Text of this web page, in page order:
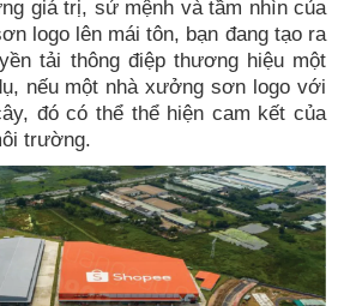
giá trị, sứ mệnh và tầm nhìn của
logo lên mái tôn, bạn đang tạo ra
tải thông điệp thương hiệu một
nếu một nhà xưởng sơn logo với
đó có thể thể hiện cam kết của
trường.